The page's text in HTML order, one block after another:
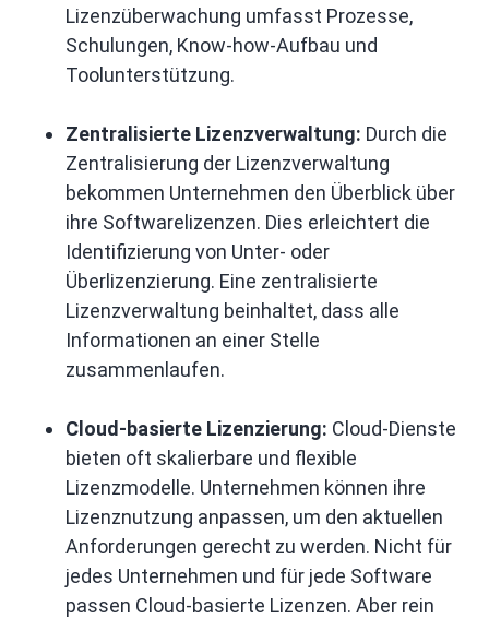
Lizenzüberwachung umfasst Prozesse,
Schulungen, Know-how-Aufbau und
Toolunterstützung.
Zentralisierte Lizenzverwaltung: Durch die
Zentralisierung der Lizenzverwaltung
bekommen Unternehmen den Überblick über
ihre Softwarelizenzen. Dies erleichtert die
Identifizierung von Unter- oder
Überlizenzierung. Eine zentralisierte
Lizenzverwaltung beinhaltet, dass alle
Informationen an einer Stelle
zusammenlaufen.
Cloud-basierte Lizenzierung: Cloud-Dienste
bieten oft skalierbare und flexible
Lizenzmodelle. Unternehmen können ihre
Lizenznutzung anpassen, um den aktuellen
Anforderungen gerecht zu werden. Nicht für
jedes Unternehmen und für jede Software
passen Cloud-basierte Lizenzen. Aber rein